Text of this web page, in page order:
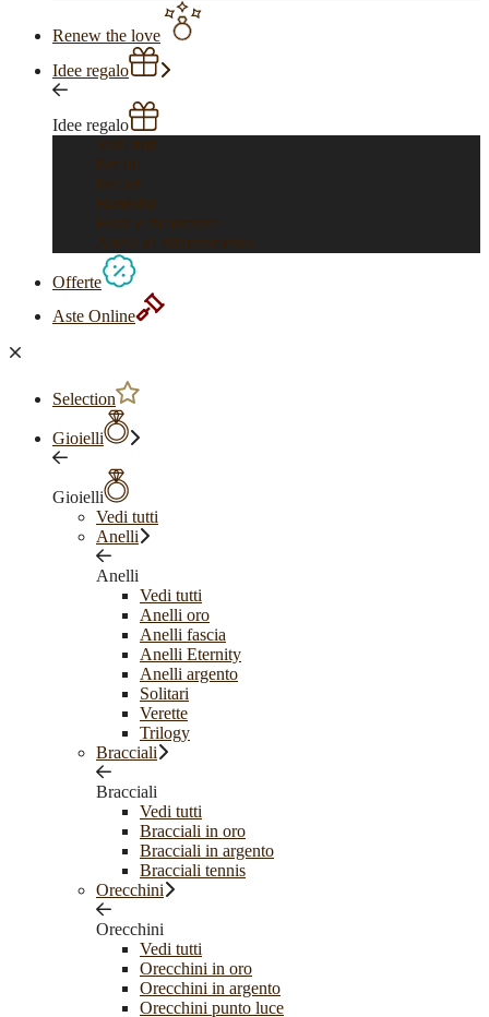
Renew the love
Idee regalo
Idee regalo
Vedi tutti
Per lui
Per lei
Bambini
Feste e ricorrenze
Anelli di fidanzamento
Offerte
Aste Online
Selection
Gioielli
Gioielli
Vedi tutti
Anelli
Anelli
Vedi tutti
Anelli oro
Anelli fascia
Anelli Eternity
Anelli argento
Solitari
Verette
Trilogy
Bracciali
Bracciali
Vedi tutti
Bracciali in oro
Bracciali in argento
Bracciali tennis
Orecchini
Orecchini
Vedi tutti
Orecchini in oro
Orecchini in argento
Orecchini punto luce